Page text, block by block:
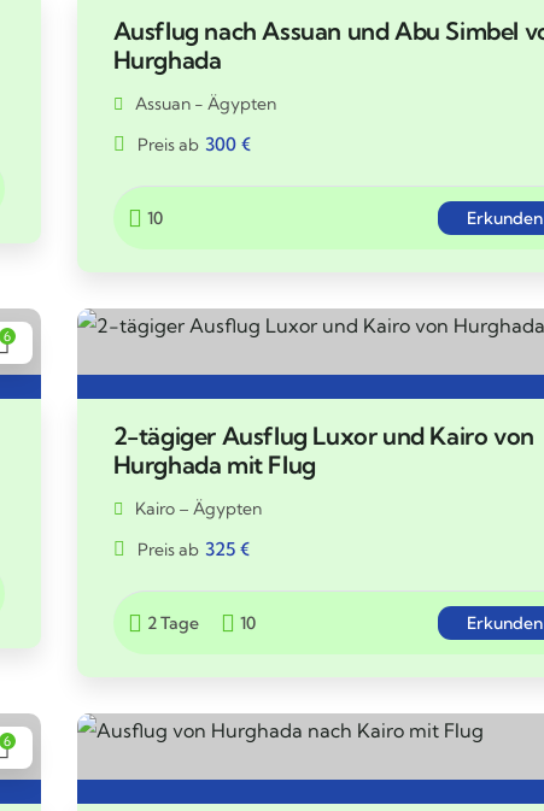
Ausflug nach Assuan und Abu Simbel
Hurghada
Assuan - Ägypten
Preis ab 300 €
10 Erkunden
6
2-tägiger Ausflug Luxor und Kairo von
Hurghada mit Flug
Kairo – Ägypten
Preis ab 325 €
2 Tage 10 Erkunden
6